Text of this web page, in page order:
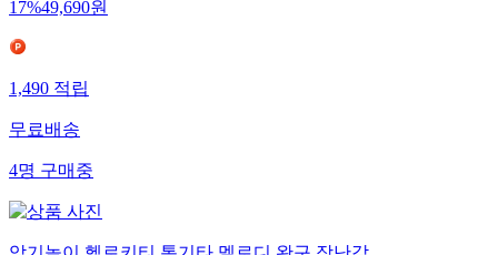
17%49,690원
1,490적립
무료배송
4명구매중